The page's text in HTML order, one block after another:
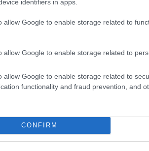
identifiers in apps.
allow Google to enable storage related to
allow Google to enable storage related to
allow Google to enable storage related to
functionality and fraud prevention, and
CONFIRM
alcuni criteri. Possono
di Trieste, in stato di gravidanza o
ISEE con un valore
uno dei vari status di
che possono sembrare complessi,
vada a chi realmente ne
**Dietro ogni piatto che
caso, le famiglie più vulnerabili